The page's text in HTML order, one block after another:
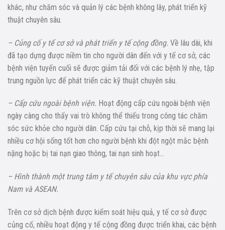
khác, như chăm sóc và quản lý các bệnh không lây, phát triển kỹ
thuật chuyên sâu.
– Củng cố y tế cơ sở và phát triển y tế cộng đồng. Về lâu dài, khi
đã tạo dựng được niềm tin cho người dân đến với y tế cơ sở, các
bệnh viện tuyến cuối sẽ được giảm tải đối với các bệnh lý nhẹ, tập
trung nguồn lực để phát triển các kỹ thuật chuyên sâu.
– Cấp cứu ngoài bệnh viện. Hoạt động cấp cứu ngoài bệnh viện
ngày càng cho thấy vai trò không thể thiếu trong công tác chăm
sóc sức khỏe cho người dân. Cấp cứu tại chỗ, kịp thời sẽ mang lại
nhiều cơ hội sống tốt hơn cho người bệnh khi đột ngột mắc bệnh
nặng hoặc bị tai nạn giao thông, tai nạn sinh hoạt…
– Hình thành một trung tâm y tế chuyên sâu của khu vực phía
Nam và ASEAN.
Trên cơ sở dịch bệnh được kiểm soát hiệu quả, y tế cơ sở được
củng cố, nhiều hoạt động y tế cộng đồng được triển khai, các bệnh